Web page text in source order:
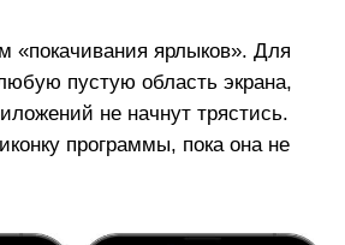
«покачивания ярлыков». Для
пустую область экрана,
не начнут трястись.
программы, пока она не